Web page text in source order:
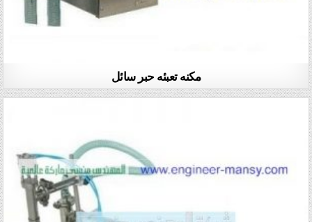
مكنه تعبئه حبر سائل